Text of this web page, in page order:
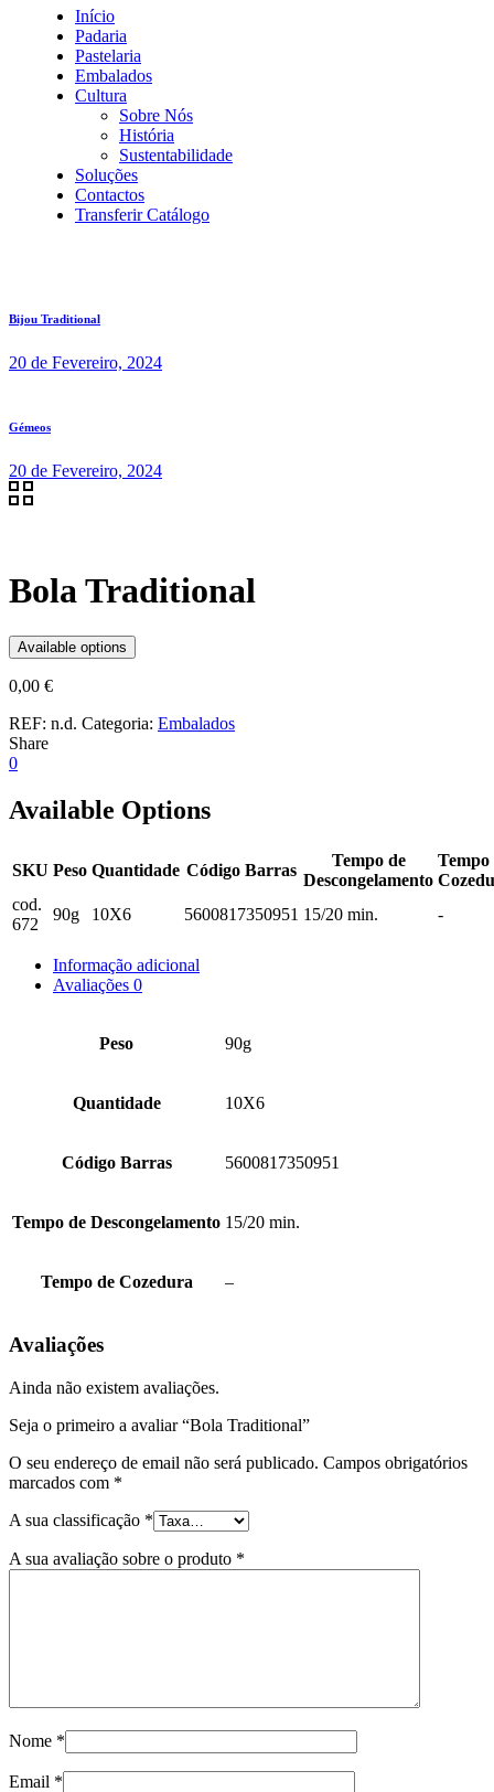
Início
Padaria
Pastelaria
Embalados
Cultura
Sobre Nós
História
Sustentabilidade
Soluções
Contactos
Transferir Catálogo
Bijou Traditional
20 de Fevereiro, 2024
Gémeos
20 de Fevereiro, 2024
Bola Traditional
Available options
0,00 €
REF: n.d. Categoria: Embalados
Share
0
Available Options
SKU Peso Quantidade Código Barras
Tempo de
Descongelamento
Tempo
cod.
672
90g 10X6 5600817350951 15/20 min. -
Informação adicional
Avaliações 0
Peso 90g
Quantidade 10X6
Código Barras 5600817350951
Tempo de Descongelamento 15/20 min.
Tempo de Cozedura –
Avaliações
Ainda não existem avaliações.
Seja o primeiro a avaliar “Bola Traditional”
O seu endereço de email não será publicado. Campos obrigatórios
marcados com *
A sua classificação *
A sua avaliação sobre o produto *
Nome *
Email *